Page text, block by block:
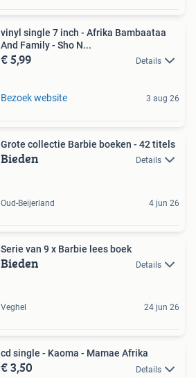
vinyl single 7 inch - Afrika Bambaataa
And Family - Sho N...
€ 5,99 Details
Bezoek website 3 aug 26
Grote collectie Barbie boeken - 42 titels
Bieden Details
Oud-Beijerland 4 jun 26
Serie van 9 x Barbie lees boek
Bieden Details
Veghel 24 jun 26
cd single - Kaoma - Mamae Afrika
€ 3,50 Details